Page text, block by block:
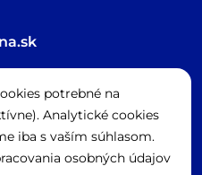
potrebné na
Analytické cookies
iba s vaším súhlasom.
osobných údajov
vygenerovaná pomocou AI
cookies